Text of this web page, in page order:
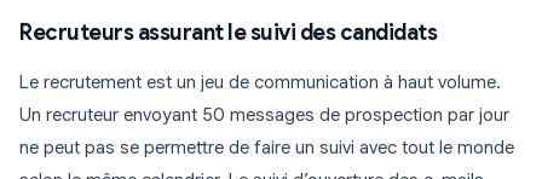
Recruteurs assurant le suivi des candidats
Le recrutement est un jeu de communication à haut volume.
Un recruteur envoyant 50 messages de prospection par jour
ne peut pas se permettre de faire un suivi avec tout le monde